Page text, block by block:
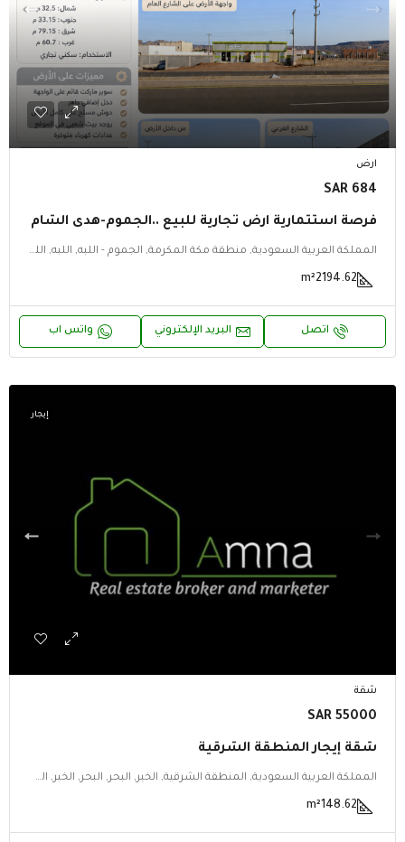
ارض
684 SAR
فرصة استثمارية ارض تجارية للبيع ..الجموم-هدى الشام
المملكة العربية السعودية, منطقة مكة المكرمة, الجموم - اللبه, اللبه, اللبه, الجموم - اللبه, منطقة مكة المكرمة
2194.62
m²
اتصل البريد الإلكتروني واتس اب
إيجار
شقة
55000 SAR
شقة إيجار المنطقة الشرقية
المملكة العربية السعودية, المنطقة الشرقية, الخبر, البحر, البحر, الخبر, المنطقة الشرقية
148.62
m²